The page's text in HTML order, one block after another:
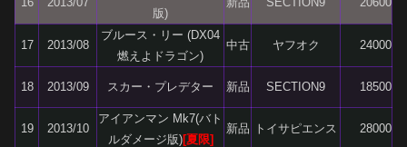
版)
17 2013/08
ブルース・リー (DX04
燃えよドラゴン)
中古 ヤフオク 24000
18 2013/09 スカー・プレデター 新品 SECTION9 18500
19 2013/10
アイアンマン Mk7(バト
ルダメージ版)[夏限]
新品 トイサピエンス 28000